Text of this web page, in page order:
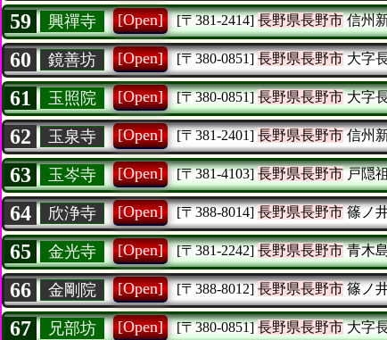
59 興禪寺 [Open] [〒381-2414] 長野県長野市信州
60 鏡善坊 [Open] [〒380-0851] 長野県長野市大字
61 玉照院 [Open] [〒380-0851] 長野県長野市大字
62 玉泉寺 [Open] [〒381-2401] 長野県長野市信州
63 玉岑寺 [Open] [〒381-4103] 長野県長野市戸隠
64 欣浄寺 [Open] [〒388-8014] 長野県長野市篠ノ
65 金光寺 [Open] [〒381-2242] 長野県長野市青木
66 金剛院 [Open] [〒388-8012] 長野県長野市篠ノ
67 兄部坊 [Open] [〒380-0851] 長野県長野市大字